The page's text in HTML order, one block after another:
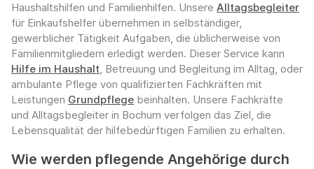
Haushaltshilfen und Familienhilfen. Unsere Alltagsbegleiter
für Einkaufshelfer übernehmen in selbständiger,
gewerblicher Tätigkeit Aufgaben, die üblicherweise von
Familienmitgliedern erledigt werden. Dieser Service kann
Hilfe im Haushalt, Betreuung und Begleitung im Alltag, oder
ambulante Pflege von qualifizierten Fachkräften mit
Leistungen Grundpflege beinhalten. Unsere Fachkräfte
und Alltagsbegleiter in Bochum verfolgen das Ziel, die
Lebensqualität der hilfebedürftigen Familien zu erhalten.
Wie werden pflegende Angehörige durch